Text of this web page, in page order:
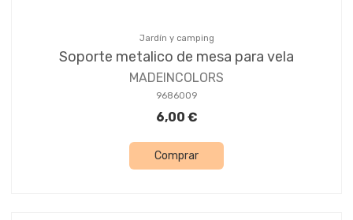
Jardín y camping
Soporte metalico de mesa para vela
MADEINCOLORS
9686009
6,00 €
Comprar